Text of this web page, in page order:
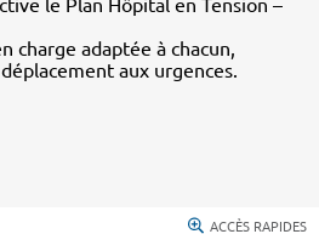
le Plan Hôpital en Tension –
charge adaptée à chacun,
aux urgences.
ACCÈS RAPIDES